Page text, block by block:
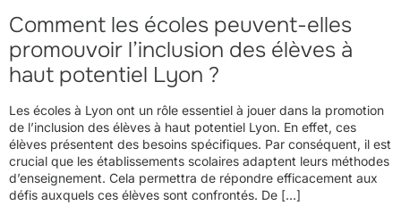
Comment les écoles peuvent-elles
promouvoir l’inclusion des élèves à
haut potentiel Lyon ?
Les écoles à Lyon ont un rôle essentiel à jouer dans la promotion
de l’inclusion des élèves à haut potentiel Lyon. En effet, ces
élèves présentent des besoins spécifiques. Par conséquent, il est
crucial que les établissements scolaires adaptent leurs méthodes
d’enseignement. Cela permettra de répondre efficacement aux
défis auxquels ces élèves sont confrontés. De […]